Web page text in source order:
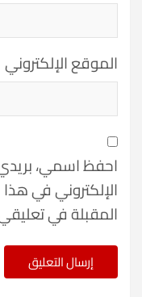
الموقع الإلكتروني
احفظ اسمي،
الإلكتروني في
المقبلة في